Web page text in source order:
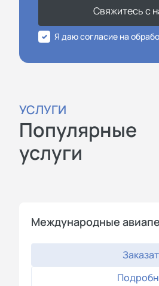
Свяжитесь с
Я даю согласие на
УСЛУГИ
Популярные
услуги
Международные